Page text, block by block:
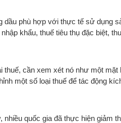
dầu phù hợp với thực tế sử dụng
khẩu, thuế tiêu thụ đặc biệt,
thuế, cần xem xét nó như một
một số loại thuế để tác động
quốc gia đã thực hiện giảm